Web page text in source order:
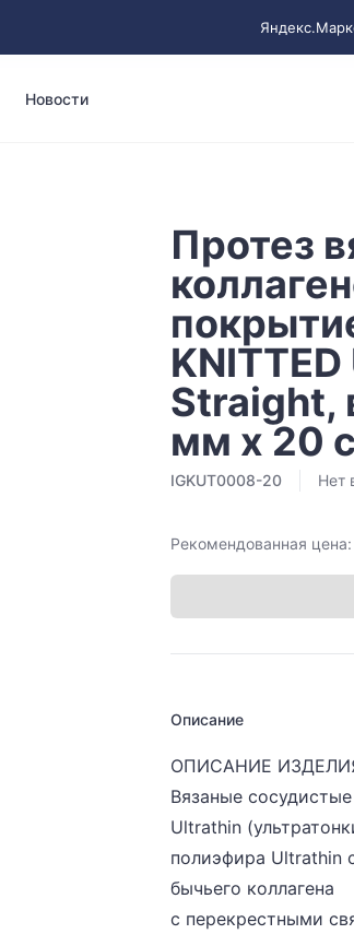
Новости
Протез
KNITTED
Straight,
мм х 20
IGKUT0008-20 Нет
Рекомендованная цена:
Описание
ОПИСАНИЕ
Вязаные сосудистые
Ultrathin
полиэфира Ultrathin
бычьего коллагена
с перекрестными